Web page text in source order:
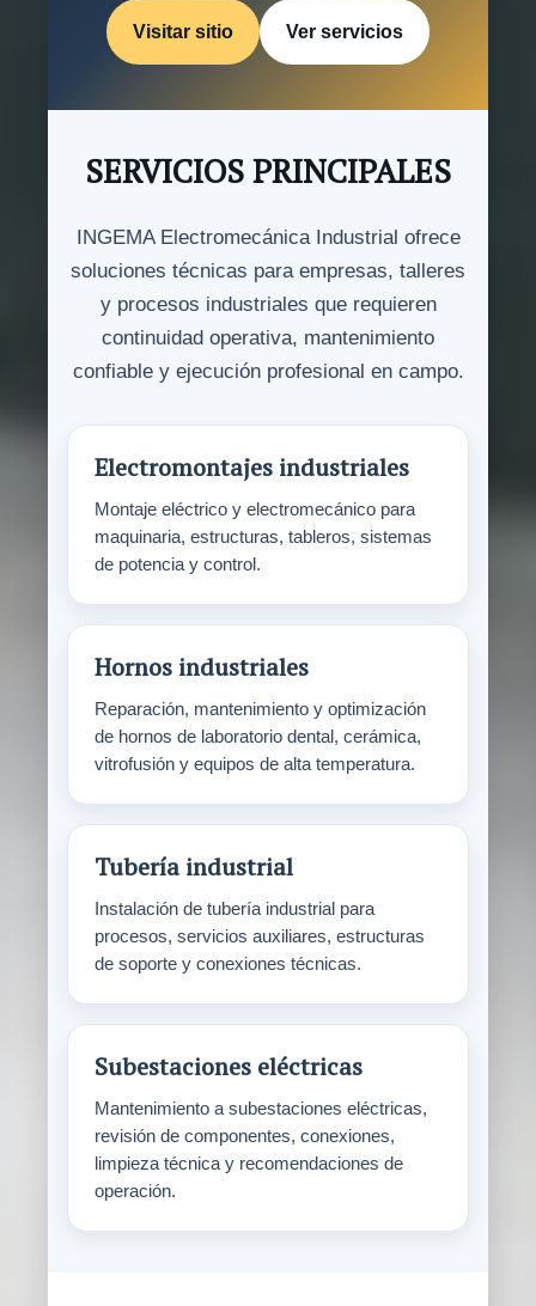
Visitar sitio Ver servicios
SERVICIOS PRINCIPALES
INGEMA Electromecánica Industrial ofrece
soluciones técnicas para empresas, talleres
y procesos industriales que requieren
continuidad operativa, mantenimiento
confiable y ejecución profesional en campo.
Electromontajes industriales
Montaje eléctrico y electromecánico para
maquinaria, estructuras, tableros, sistemas
de potencia y control.
Hornos industriales
Reparación, mantenimiento y optimización
de hornos de laboratorio dental, cerámica,
vitrofusión y equipos de alta temperatura.
Tubería industrial
Instalación de tubería industrial para
procesos, servicios auxiliares, estructuras
de soporte y conexiones técnicas.
Subestaciones eléctricas
Mantenimiento a subestaciones eléctricas,
revisión de componentes, conexiones,
limpieza técnica y recomendaciones de
operación.